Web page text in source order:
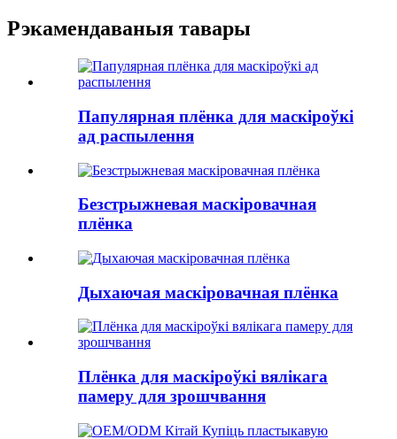
Рэкамендаваныя тавары
Папулярная плёнка для маскіроўкі
ад распылення
Безстрыжневая маскіровачная
плёнка
Дыхаючая маскіровачная плёнка
Плёнка для маскіроўкі вялікага
памеру для зрошчвання